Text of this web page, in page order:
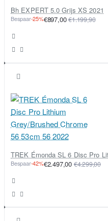
Bh EXPERT 5.0 Grijs XS 2021
Bespaar-25%€897,00 €1.199,90
Bespaar-42%€2.497,00 €4.299,00